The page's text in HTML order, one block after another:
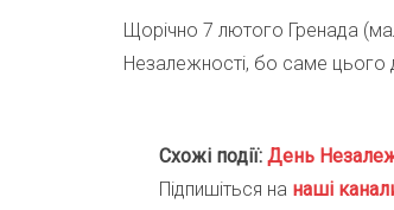
Щорічно 7 лютого Гренада
Незалежності, бо саме цього
Схожі події: День
Підпишіться на наші